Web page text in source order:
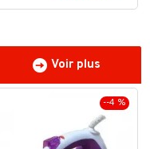
Voir plus
--4 %